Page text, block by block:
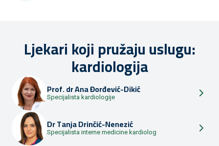
Ljekari koji pružaju uslugu:
kardiologija
Prof. drAna Đorđević-Dikić
Specijalista kardiologije
DrTanja Drinčić-Nenezić
Specijalista interne medicine kardiolog